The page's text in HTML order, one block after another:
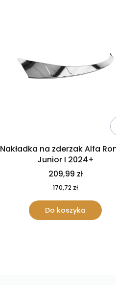
Nakładka na zderzak Alfa
Junior I 2024+
209,99 zł
170,72 zł
Do koszyka